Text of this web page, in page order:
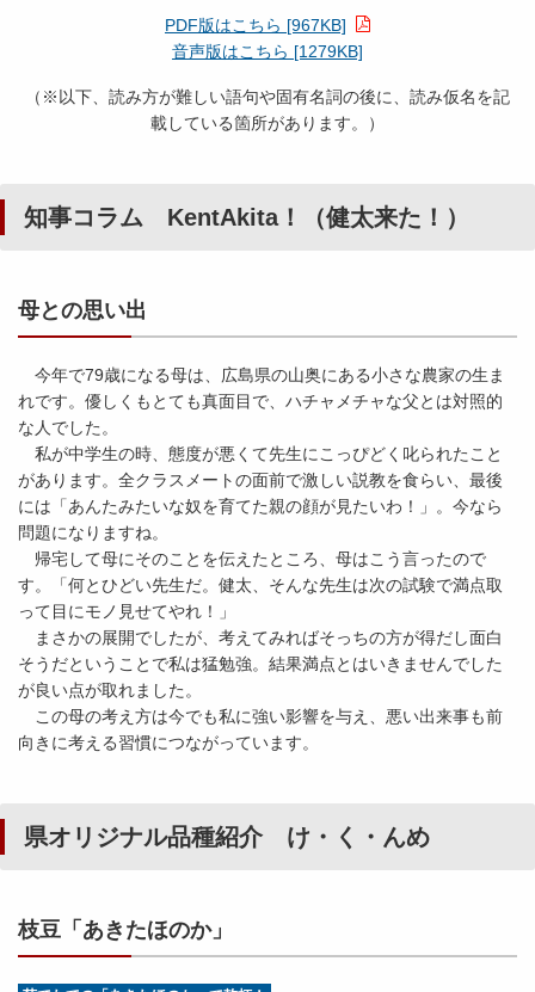
PDF版はこちら [967KB]
音声版はこちら [1279KB]
（※以下、読み方が難しい語句や固有名詞の後に、読み仮名を記
載している箇所があります。）
知事コラム KentAkita！（健太来た！）
母との思い出
今年で79歳になる母は、広島県の山奥にある小さな農家の生ま
れです。優しくもとても真面目で、ハチャメチャな父とは対照的
な人でした。
私が中学生の時、態度が悪くて先生にこっぴどく叱られたこと
があります。全クラスメートの面前で激しい説教を食らい、最後
には「あんたみたいな奴を育てた親の顔が見たいわ！」。今なら
問題になりますね。
帰宅して母にそのことを伝えたところ、母はこう言ったので
す。「何とひどい先生だ。健太、そんな先生は次の試験で満点取
って目にモノ見せてやれ！」
まさかの展開でしたが、考えてみればそっちの方が得だし面白
そうだということで私は猛勉強。結果満点とはいきませんでした
が良い点が取れました。
この母の考え方は今でも私に強い影響を与え、悪い出来事も前
向きに考える習慣につながっています。
県オリジナル品種紹介 け・く・んめ
枝豆「あきたほのか」